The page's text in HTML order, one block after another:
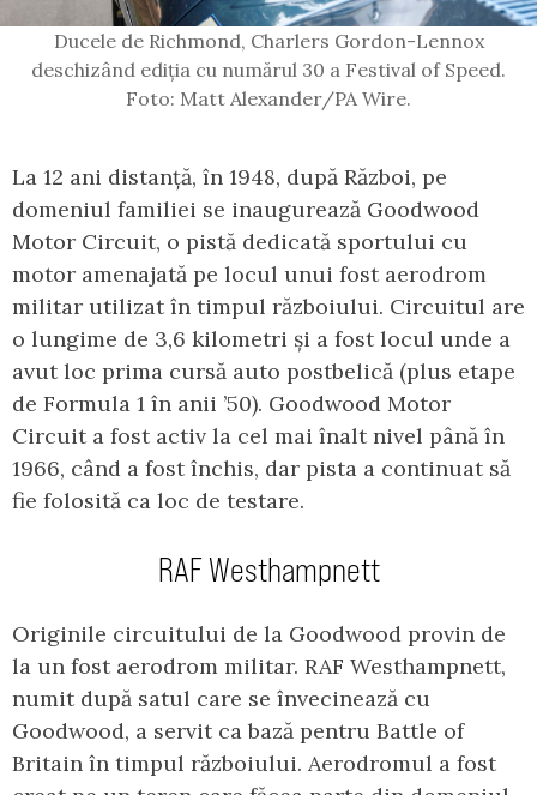
Ducele de Richmond, Charlers Gordon-Lennox
deschizând ediția cu numărul 30 a Festival of Speed.
Foto: Matt Alexander/PA Wire.
La 12 ani distanță, în 1948, după Război, pe
domeniul familiei se inaugurează Goodwood
Motor Circuit, o pistă dedicată sportului cu
motor amenajată pe locul unui fost aerodrom
militar utilizat în timpul războiului. Circuitul are
o lungime de 3,6 kilometri și a fost locul unde a
avut loc prima cursă auto postbelică (plus etape
de Formula 1 în anii ’50). Goodwood Motor
Circuit a fost activ la cel mai înalt nivel până în
1966, când a fost închis, dar pista a continuat să
fie folosită ca loc de testare.
RAF Westhampnett
Originile circuitului de la Goodwood provin de
la un fost aerodrom militar. RAF Westhampnett,
numit după satul care se învecinează cu
Goodwood, a servit ca bază pentru Battle of
Britain în timpul războiului. Aerodromul a fost